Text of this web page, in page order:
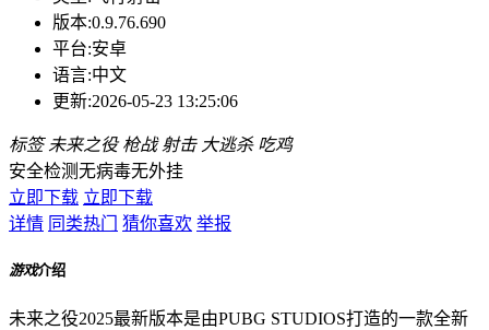
版本:0.9.76.690
平台:安卓
语言:中文
更新:2026-05-23 13:25:06
标签 未来之役 枪战 射击 大逃杀 吃鸡
安全检测无病毒无外挂
立即下载 立即下载
详情 同类热门 猜你喜欢 举报
游戏介绍
未来之役2025最新版本是由PUBG STUDIOS打造的一款全新